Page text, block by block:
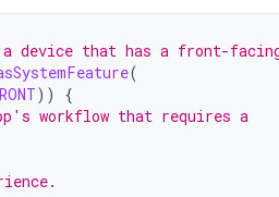
device that has a front-facing
(
))
{
workflow that requires a